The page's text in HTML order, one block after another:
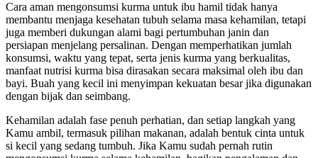
Cara aman mengonsumsi kurma untuk ibu hamil tidak hanya
membantu menjaga kesehatan tubuh selama masa kehamilan, tetapi
juga memberi dukungan alami bagi pertumbuhan janin dan
persiapan menjelang persalinan. Dengan memperhatikan jumlah
konsumsi, waktu yang tepat, serta jenis kurma yang berkualitas,
manfaat nutrisi kurma bisa dirasakan secara maksimal oleh ibu dan
bayi. Buah yang kecil ini menyimpan kekuatan besar jika digunakan
dengan bijak dan seimbang.
Kehamilan adalah fase penuh perhatian, dan setiap langkah yang
Kamu ambil, termasuk pilihan makanan, adalah bentuk cinta untuk
si kecil yang sedang tumbuh. Jika Kamu sudah pernah rutin